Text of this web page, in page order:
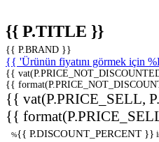
{{ P.TITLE }}
{{ P.BRAND }}
{{ 'Ürünün fiyatını görmek için
{{
{{
{{ vat(P.PRICE_SELL,
{{
%{{ P.DISCOUNT_PERCENT }}